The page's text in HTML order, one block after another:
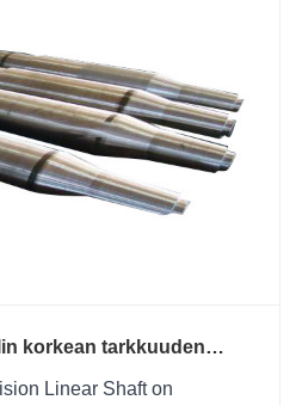
korkean tarkkuuden
Linear Shaft on